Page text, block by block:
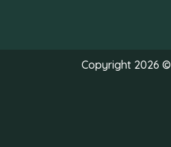
Copyright 2026 ©